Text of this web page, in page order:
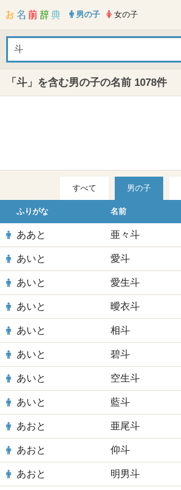
男の子 女の子
「斗」を含む男の子の名前 1078件
すべて 男の子
ふりがな 名前
ああと 亜々斗
あいと 愛斗
あいと 愛生斗
あいと 曖衣斗
あいと 相斗
あいと 碧斗
あいと 空生斗
あいと 藍斗
あおと 亜尾斗
あおと 仰斗
あおと 明男斗